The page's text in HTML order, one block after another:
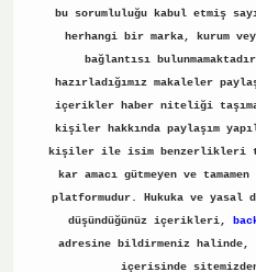
bu sorumluluğu kabul etmiş
herhangi bir marka, kurum
bağlantısı
hazırladığımız makaleler
içerikler haber niteliği
kişiler hakkında paylaşım
kişiler ile isim benzerlikleri
kar amacı gütmeyen ve
platformudur. Hukuka ve yasal
düşündüğünüz içerikleri,
adresine bildirmeniz
içerisinde